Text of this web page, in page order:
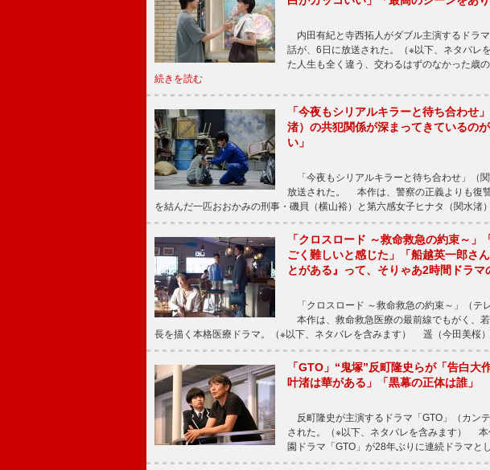
内田有紀と寺西拓人がダブル主演するドラ
話が、6日に放送された。（※以下、ネタバ
た人生も全く違う、交わるはずのなかった歳
続きを読む
「今夜もシリアルキラーと待ち合わせ
渚）の共犯関係が深まってきているの
い」
「今夜もシリアルキラーと待ち合わせ」（
放送された。 本作は、警察の正義よりも復
を結んだ一匹おおかみの刑事・磯貝（横山裕）と第六感女子ヒナタ（関水渚
「クロスロード ～救命救急の約束～
ごく難しいと感じた」「船越英一郎さ
とがある』って、そりゃあ2時間ドラマ
「クロスロード ～救命救急の約束～」（テ
本作は、救命救急医療の最前線でもがく、
長を描く本格医療ドラマ。（※以下、ネタバレを含みます） 遥（今田美桜
「GTO」“鬼塚”反町隆史らが「告白
叶渚は華がある」「黒幕の正体は誰」
反町隆史が主演するドラマ「GTO」（カン
された。（※以下、ネタバレを含みます）
園ドラマ「GTO」が28年ぶりに連続ドラマと